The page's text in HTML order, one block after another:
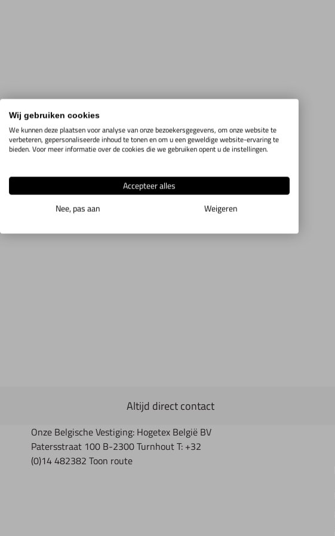
Altijd direct contact
Onze Belgische Vestiging: Hogetex België BV
Patersstraat 100 B-2300 Turnhout T: +32
(0)14 482382 Toon route
Wij gebruiken cookies
We kunnen deze plaatsen voor analyse van onze bezoekersgegevens, om onze website te
verbeteren, gepersonaliseerde inhoud te tonen en om u een geweldige website-ervaring te
bieden. Voor meer informatie over de cookies die we gebruiken opent u de instellingen.
Accepteer alles
Nee, pas aan
Weigeren